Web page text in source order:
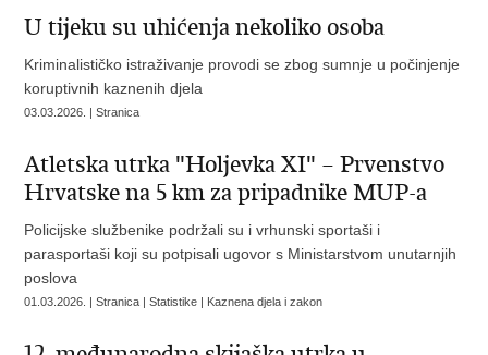
U tijeku su uhićenja nekoliko osoba
Kriminalističko istraživanje provodi se zbog sumnje u počinjenje
koruptivnih kaznenih djela
03.03.2026. | Stranica
Atletska utrka "Holjevka XI" – Prvenstvo
Hrvatske na 5 km za pripadnike MUP-a
Policijske službenike podržali su i vrhunski sportaši i
parasportaši koji su potpisali ugovor s Ministarstvom unutarnjih
poslova
01.03.2026. | Stranica | Statistike | Kaznena djela i zakon